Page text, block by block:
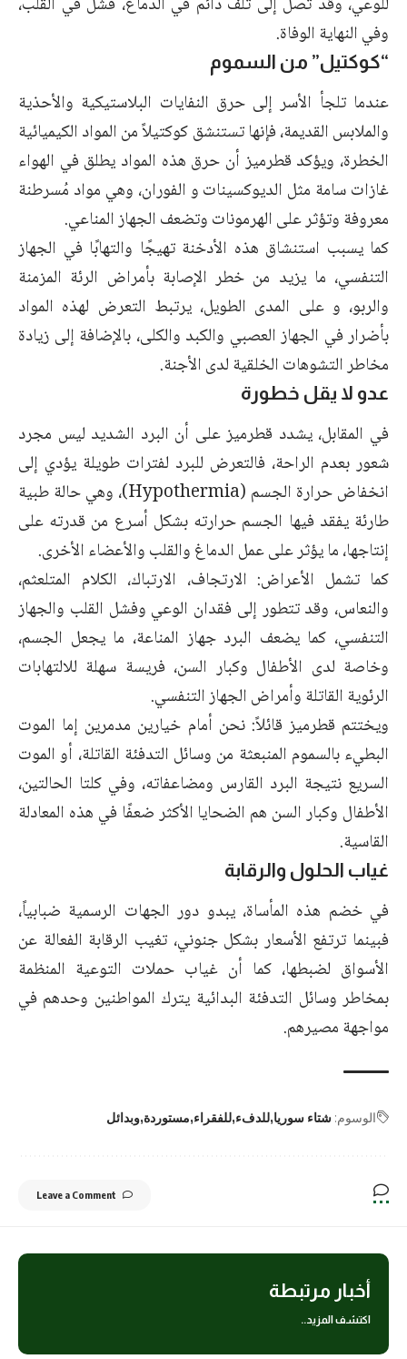
وفي النهاية الوفاة.
“كوكتيل” من السموم
عندما تلجأ الأسر إلى حرق النفايات البلاستيكية والأحذية
والملابس القديمة، فإنها تستنشق كوكتيلاً من المواد الكيميائية
الخطرة، ويؤكد قطرميز أن حرق هذه المواد يطلق في الهواء
غازات سامة مثل الديوكسينات و الفوران، وهي مواد مُسرطنة
معروفة وتؤثر على الهرمونات وتضعف الجهاز المناعي.
كما يسبب استنشاق هذه الأدخنة تهيجًا والتهابًا في الجهاز
التنفسي، ما يزيد من خطر الإصابة بأمراض الرئة المزمنة
والربو، و على المدى الطويل، يرتبط التعرض لهذه المواد
بأضرار في الجهاز العصبي والكبد والكلى، بالإضافة إلى زيادة
مخاطر التشوهات الخلقية لدى الأجنة.
عدو لا يقل خطورة
في المقابل، يشدد قطرميز على أن البرد الشديد ليس مجرد
شعور بعدم الراحة، فالتعرض للبرد لفترات طويلة يؤدي إلى
انخفاض حرارة الجسم (Hypothermia)، وهي حالة طبية
طارئة يفقد فيها الجسم حرارته بشكل أسرع من قدرته على
إنتاجها، ما يؤثر على عمل الدماغ والقلب والأعضاء الأخرى.
كما تشمل الأعراض: الارتجاف، الارتباك، الكلام المتلعثم،
والنعاس، وقد تتطور إلى فقدان الوعي وفشل القلب والجهاز
التنفسي، كما يضعف البرد جهاز المناعة، ما يجعل الجسم،
وخاصة لدى الأطفال وكبار السن، فريسة سهلة للالتهابات
الرئوية القاتلة وأمراض الجهاز التنفسي.
ويختتم قطرميز قائلاً: نحن أمام خيارين مدمرين إما الموت
البطيء بالسموم المنبعثة من وسائل التدفئة القاتلة، أو الموت
السريع نتيجة البرد القارس ومضاعفاته، وفي كلتا الحالتين،
الأطفال وكبار السن هم الضحايا الأكثر ضعفًا في هذه المعادلة
القاسية.
غياب الحلول والرقابة
في خضم هذه المأساة، يبدو دور الجهات الرسمية ضبابياً،
فبينما ترتفع الأسعار بشكل جنوني، تغيب الرقابة الفعالة عن
الأسواق لضبطها، كما أن غياب حملات التوعية المنظمة
بمخاطر وسائل التدفئة البدائية يترك المواطنين وحدهم في
مواجهة مصيرهم.
الوسوم: شتاء سوريا للدفء للفقراء مستوردة وبدائل
Leave a Comment
أخبار مرتبطة
اكتشف المزيد..